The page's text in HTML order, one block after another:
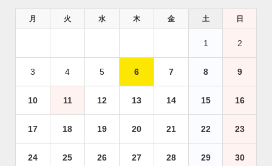
月 火 水 木 金 土 日
1 2
3 4 5 6 7 8 9
10 11 12 13 14 15 16
17 18 19 20 21 22 23
24 25 26 27 28 29 30